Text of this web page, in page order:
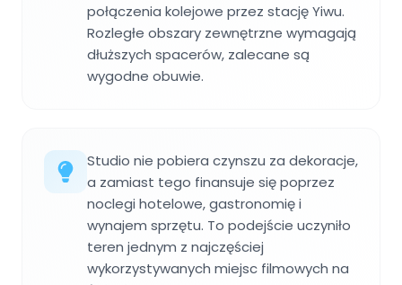
połączenia kolejowe przez stację Yiwu.
Rozległe obszary zewnętrzne wymagają
dłuższych spacerów, zalecane są
wygodne obuwie.
Studio nie pobiera czynszu za dekoracje,
a zamiast tego finansuje się poprzez
noclegi hotelowe, gastronomię i
wynajem sprzętu. To podejście uczyniło
teren jednym z najczęściej
wykorzystywanych miejsc filmowych na